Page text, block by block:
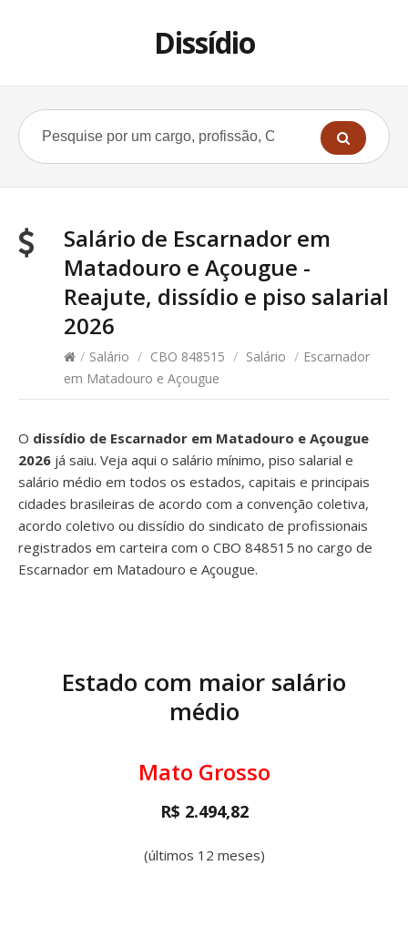
Dissídio
Salário de Escarnador em
Matadouro e Açougue -
Reajute, dissídio e piso salarial
2026
/ Salário / CBO 848515 / Salário / Escarnador
em Matadouro e Açougue
O dissídio de Escarnador em Matadouro e Açougue
2026 já saiu. Veja aqui o salário mínimo, piso salarial e
salário médio em todos os estados, capitais e principais
cidades brasileiras de acordo com a convenção coletiva,
acordo coletivo ou dissídio do sindicato de profissionais
registrados em carteira com o CBO 848515 no cargo de
Escarnador em Matadouro e Açougue.
Estado com maior salário
médio
Mato Grosso
R$ 2.494,82
(últimos 12 meses)